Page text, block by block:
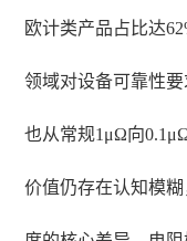
欧计类产品占比达
领域对设备可靠性
也从常规1μΩ向
价值仍存在认知模